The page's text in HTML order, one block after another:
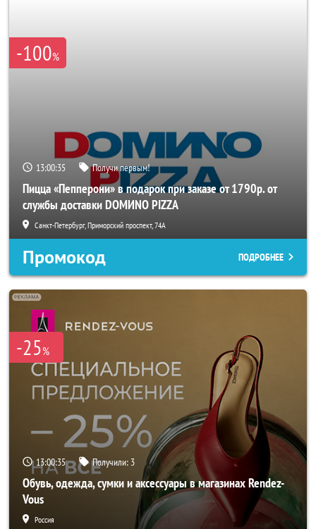
-100%
13:00:33 Получи первым!
Пицца «Пепперони» в подарок при заказе от 1790р. от
службы доставки DOMИNO PIZZA
Санкт-Петербург, Приморский проспект, 74А
Промокод ПОДРОБНЕЕ
-25%
13:00:33 Получили: 3
Обувь, одежда, сумки и аксессуары в магазинах Rendez-
Vous
Россия